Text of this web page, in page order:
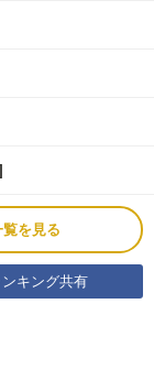
を見る
ンキング共有